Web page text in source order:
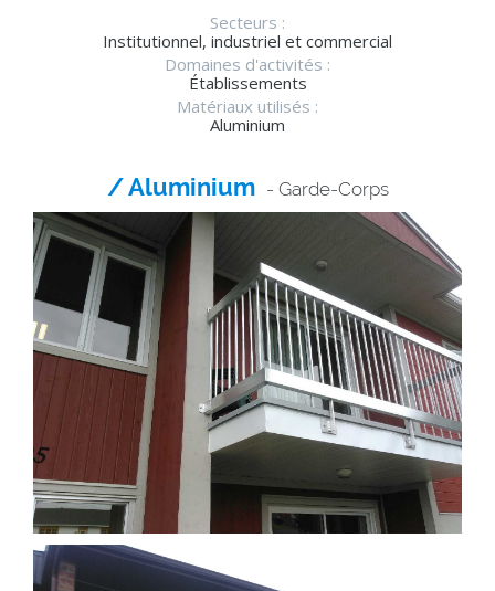
Secteurs :
Institutionnel, industriel et commercial
Domaines d'activités :
Établissements
Matériaux utilisés :
Aluminium
/ Aluminium - Garde-Corps